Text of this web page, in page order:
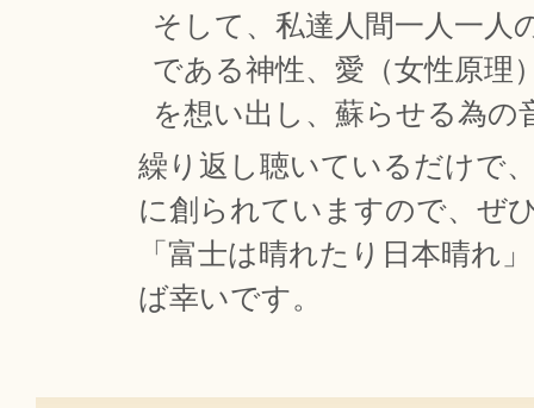
そして、私達人間一人一人
である神性、愛（女性原理
を想い出し、蘇らせる為の
繰り返し聴いているだけで
に創られていますので、ぜ
「富士は晴れたり日本晴れ
ば幸いです。